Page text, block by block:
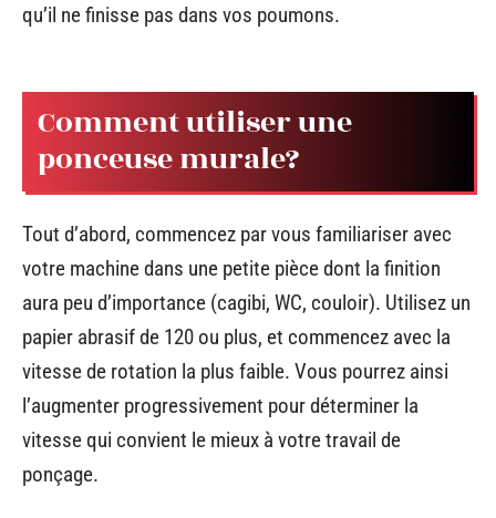
qu’il ne finisse pas dans vos poumons.
Comment utiliser une
ponceuse murale?
Tout d’abord, commencez par vous familiariser avec
votre machine dans une petite pièce dont la finition
aura peu d’importance (cagibi, WC, couloir). Utilisez un
papier abrasif de 120 ou plus, et commencez avec la
vitesse de rotation la plus faible. Vous pourrez ainsi
l’augmenter progressivement pour déterminer la
vitesse qui convient le mieux à votre travail de
ponçage.